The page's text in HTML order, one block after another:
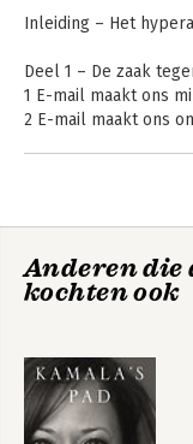
Werken in een
wereld vol afleiding
Inleiding – Het
Deel 1 – De zaak
1 E-mail maakt ons
2 E-mail maakt ons
6 Het
7 Het
289
Dankwoord 295
Over de auteur 297
Anderen die
kochten ook